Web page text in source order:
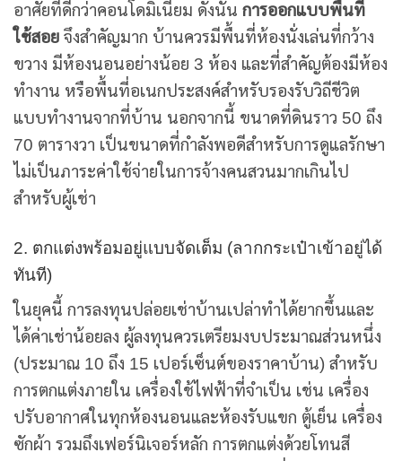
อาศัยที่ดีกว่าคอนโดมิเนียม ดังนั้น การออกแบบพื้นที่
ใช้สอย จึงสำคัญมาก บ้านควรมีพื้นที่ห้องนั่งเล่นที่กว้าง
ขวาง มีห้องนอนอย่างน้อย 3 ห้อง และที่สำคัญต้องมีห้อง
ทำงาน หรือพื้นที่อเนกประสงค์สำหรับรองรับวิถีชีวิต
แบบทำงานจากที่บ้าน นอกจากนี้ ขนาดที่ดินราว 50 ถึง
70 ตารางวา เป็นขนาดที่กำลังพอดีสำหรับการดูแลรักษา
ไม่เป็นภาระค่าใช้จ่ายในการจ้างคนสวนมากเกินไป
สำหรับผู้เช่า
2. ตกแต่งพร้อมอยู่แบบจัดเต็ม (ลากกระเป๋าเข้าอยู่ได้
ทันที)
ในยุคนี้ การลงทุนปล่อยเช่าบ้านเปล่าทำได้ยากขึ้นและ
ได้ค่าเช่าน้อยลง ผู้ลงทุนควรเตรียมงบประมาณส่วนหนึ่ง
(ประมาณ 10 ถึง 15 เปอร์เซ็นต์ของราคาบ้าน) สำหรับ
การตกแต่งภายใน เครื่องใช้ไฟฟ้าที่จำเป็น เช่น เครื่อง
ปรับอากาศในทุกห้องนอนและห้องรับแขก ตู้เย็น เครื่อง
ซักผ้า รวมถึงเฟอร์นิเจอร์หลัก การตกแต่งด้วยโทนสี